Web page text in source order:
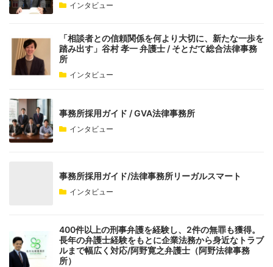
インタビュー
「相談者との信頼関係を何より大切に、新たな一歩を
踏み出す」谷村 孝一 弁護士 / そとだて総合法律事務
所
インタビュー
事務所採用ガイド / GVA法律事務所
インタビュー
事務所採用ガイド/法律事務所リーガルスマート
インタビュー
400件以上の刑事弁護を経験し、2件の無罪も獲得。
長年の弁護士経験をもとに企業法務から身近なトラブ
ルまで幅広く対応/阿野寛之弁護士（阿野法律事務
所）